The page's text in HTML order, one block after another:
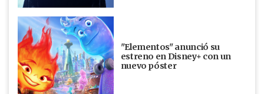
"Elementos" anunció su
estreno en Disney+ con un
nuevo póster